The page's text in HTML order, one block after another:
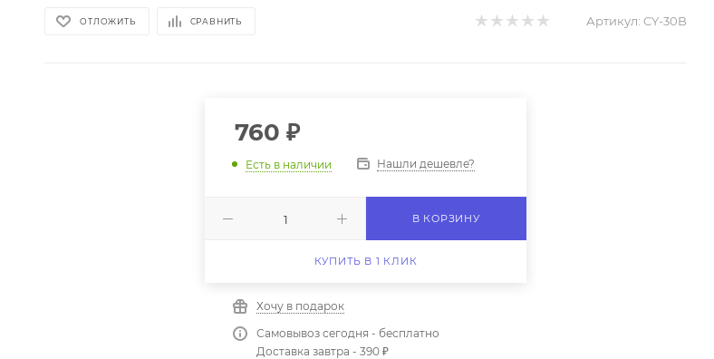
ОТЛОЖИТЬ СРАВНИТЬ Артикул: CY-30B
760 ₽
Есть в наличии Нашли дешевле?
В КОРЗИНУ
КУПИТЬ В 1 КЛИК
Хочу в подарок
Самовывоз сегодня - бесплатно
Доставка завтра - 390 ₽